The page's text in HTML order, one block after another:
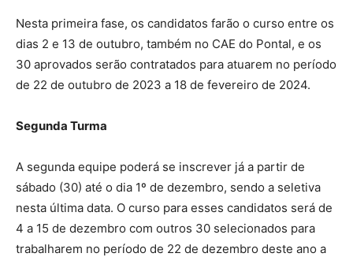
Nesta primeira fase, os candidatos farão o curso entre os
dias 2 e 13 de outubro, também no CAE do Pontal, e os
30 aprovados serão contratados para atuarem no período
de 22 de outubro de 2023 a 18 de fevereiro de 2024.
Segunda Turma
A segunda equipe poderá se inscrever já a partir de
sábado (30) até o dia 1º de dezembro, sendo a seletiva
nesta última data. O curso para esses candidatos será de
4 a 15 de dezembro com outros 30 selecionados para
trabalharem no período de 22 de dezembro deste ano a